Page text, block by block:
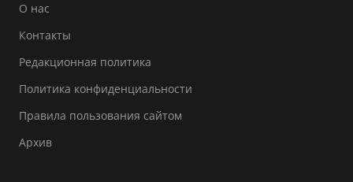
О нас
Контакты
Редакционная политика
Политика конфиденциальности
Правила пользования сайтом
Архив